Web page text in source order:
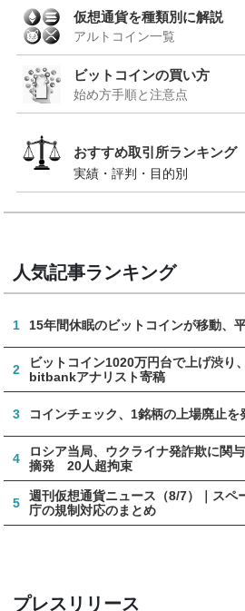
仮想通貨を種類別に解説
アルトコイン一覧
ビットコインの買い方
始め方手順と注意点
おすすめ取引所ランキング
実績・評判・目的別
人気記事ランキング
1 15年間休眠のビットコインが移動、
2
ビットコイン1020万円台で上げ渋り
bitbankアナリスト寄稿
3 コインチェック、1銘柄の上場廃止を
4
ロシア当局、ウクライナ発詐欺に関
摘発 20人超拘束
5
週刊仮想通貨ニュース（8/7）｜スペ
庁の規制対応のまとめ
プレスリリース